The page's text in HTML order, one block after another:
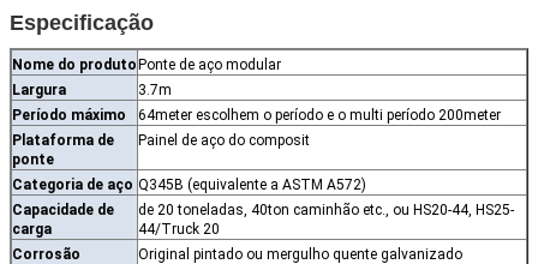
Especificação
Nome do produtoPonte de aço modular
Largura
3.7m
Período máximo
64meter escolhem o período e o multi período 200meter
Plataforma de
ponte
Painel de aço do composit
Categoria de aço Q345B (equivalente a ASTM A572)
Capacidade de
carga
de 20 toneladas, 40ton caminhão etc., ou HS20-44, HS25-
44/Truck 20
Corrosão
Original pintado ou mergulho quente galvanizado